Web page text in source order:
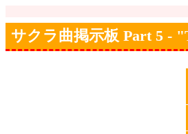
サクラ曲掲示板 Part 5 -